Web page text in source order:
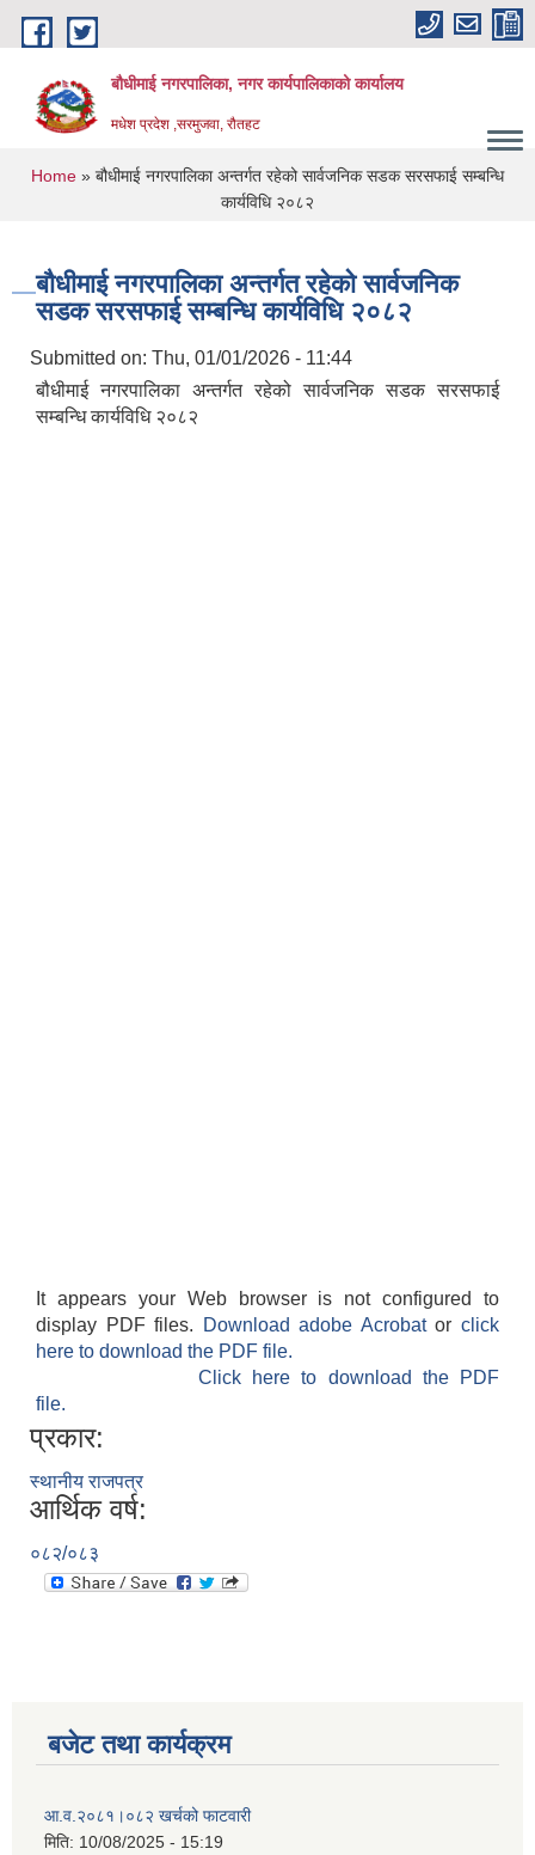
Skip to main content
बौधीमाई नगरपालिका, नगर कार्यपालिकाको कार्यालय
मधेश प्रदेश ,सरमुजवा, रौतहट
You are here
Home » बौधीमाई नगरपालिका अन्तर्गत रहेको सार्वजनिक सडक सरसफाई सम्बन्धि
कार्यविधि २०८२
बौधीमाई नगरपालिका अन्तर्गत रहेको सार्वजनिक
सडक सरसफाई सम्बन्धि कार्यविधि २०८२
Submitted on: Thu, 01/01/2026 - 11:44
बौधीमाई नगरपालिका अन्तर्गत रहेको सार्वजनिक सडक सरसफाई
सम्बन्धि कार्यविधि २०८२
It appears your Web browser is not configured to
display PDF files.
Download adobe Acrobatorclick
here to download the PDF file.
Click here to download the PDF
file.
प्रकार:
स्थानीय राजपत्र
आर्थिक वर्ष:
०८२/०८३
बजेट तथा कार्यक्रम
आ‍.व.२०८१।०८२ खर्चको फाटवारी
मिति: 10/08/2025 - 15:19